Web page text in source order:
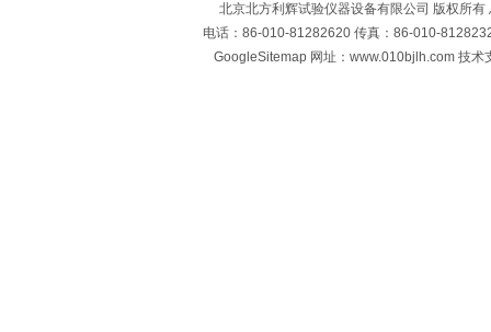
北京北方利辉试验仪器设备有限公司 版权所有
电话：86-010-81282620 传真：86-010-
GoogleSitemap 网址：www.010bjlh.com 技